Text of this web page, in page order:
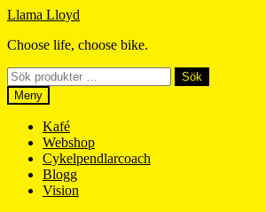
Hoppa
navigering
Hoppa
innehåll
Llama Lloyd
Choose life, choose bike.
Sök
efter:
Sök
Meny
Kafé
Webshop
Cykelpendlarcoach
Blogg
Vision